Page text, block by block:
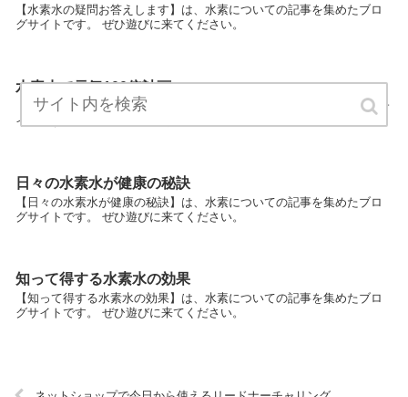
【水素水の疑問お答えします】は、水素についての記事を集めたブロ
グサイトです。 ぜひ遊びに来てください。
水素水で元気100倍計画
【水素水で元気100倍計画】は、水素についての記事を集めたブログサ
イトです。 ぜひ遊びに来てください。
日々の水素水が健康の秘訣
【日々の水素水が健康の秘訣】は、水素についての記事を集めたブロ
グサイトです。 ぜひ遊びに来てください。
知って得する水素水の効果
【知って得する水素水の効果】は、水素についての記事を集めたブロ
グサイトです。 ぜひ遊びに来てください。